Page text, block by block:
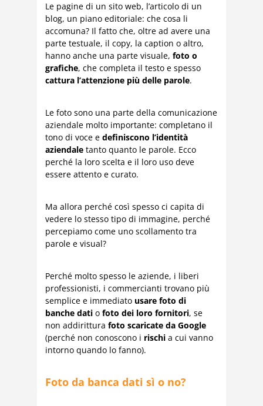
Le pagine di un sito web, l’articolo di un
blog, un piano editoriale: che cosa li
accomuna? Il fatto che, oltre ad avere una
parte testuale, il copy, la caption o altro,
hanno anche una parte visuale,foto o
grafiche, che completa il testo e spesso
cattura l’attenzione più delle parole.
Le foto sono una parte della comunicazione
aziendale molto importante: completano il
tono di voce edefiniscono l’identità
aziendale tanto quanto le parole. Ecco
perché la loro scelta e il loro uso deve
essere attento e curato.
Ma allora perché così spesso ci capita di
vedere lo stesso tipo di immagine, perché
percepiamo come uno scollamento tra
parole e visual?
Perché molto spesso le aziende, i liberi
professionisti, i commercianti trovano più
semplice e immediato usare foto di
banche dati ofoto dei loro fornitori, se
non addiritturafoto scaricate da Google
(perché non conoscono i rischi a cui vanno
intorno quando lo fanno).
Foto da banca dati sì o no?